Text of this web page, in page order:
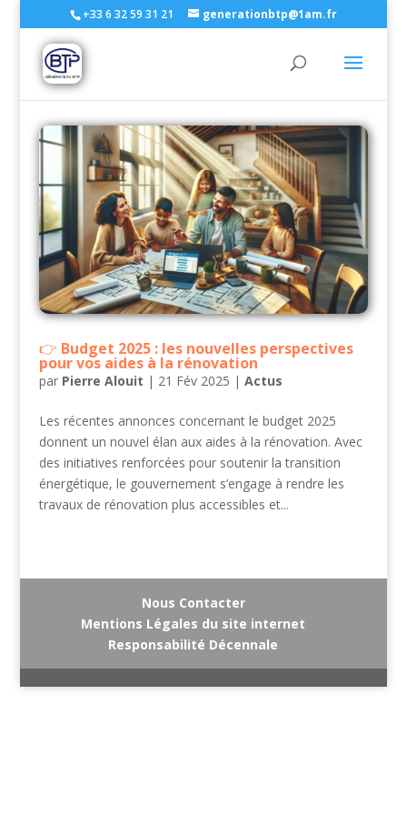
+33 6 32 59 31 21 generationbtp@1am.fr
Budget 2025 : les nouvelles perspectives
pour vos aides à la rénovation
par Pierre Alouit | 21 Fév 2025 | Actus
Les récentes annonces concernant le budget 2025
donnent un nouvel élan aux aides à la rénovation. Avec
des initiatives renforcées pour soutenir la transition
énergétique, le gouvernement s’engage à rendre les
travaux de rénovation plus accessibles et...
Nous Contacter
Mentions Légales du site internet
Responsabilité Décennale